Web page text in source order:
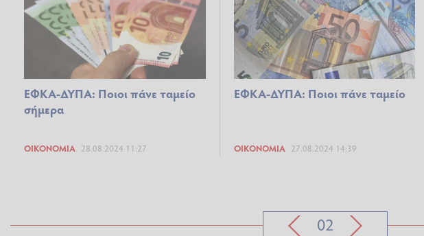
ΕΦΚΑ-ΔΥΠΑ: Ποιοι πάνε ταμείο
σήμερα
ΟΙΚΟΝΟΜΊΑ 28.08.2024 11:27
ΕΦΚΑ-ΔΥΠΑ: Ποιοι πάνε ταμείο
ΟΙΚΟΝΟΜΊΑ 27.08.2024 14:39
02